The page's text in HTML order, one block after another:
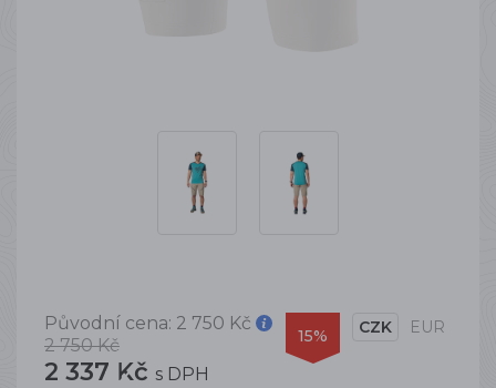
Původní cena: 2 750 Kč
2 750 Kč
2 337 Kč s DPH
15% CZK EUR